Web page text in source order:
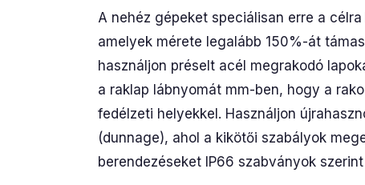
A nehéz gépeket speciálisan erre a
amelyek mérete legalább 150%-át
használjon préselt acél megrakodó
a raklap lábnyomát mm-ben, hogy a
fedélzeti helyekkel. Használjon
(dunnage), ahol a kikötői szabályok
berendezéseket IP66 szabványok